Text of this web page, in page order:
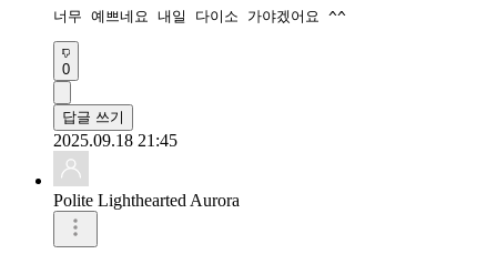
너무 예쁘네요 내일 다이소 가야겠어요 ^^
0
답글 쓰기
2025.09.18 21:45
Polite Lighthearted Aurora